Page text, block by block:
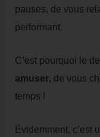
pauses, de vous
performant.
C’est pourquoi le
amuser, de vous
temps !
Évidemment, c’est